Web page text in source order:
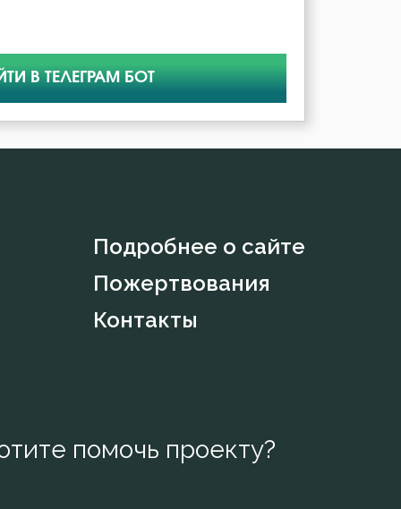
В ТЕЛЕГРАМ БОТ
Подробнее о сайте
Пожертвования
Контакты
помочь проекту?